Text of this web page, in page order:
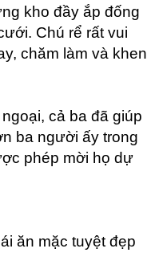
kho đầy ắp đống
Chú rể rất vui
chăm làm và khen
cả ba đã giúp
ba người ấy trong
phép mời họ dự
ăn mặc tuyệt đẹp